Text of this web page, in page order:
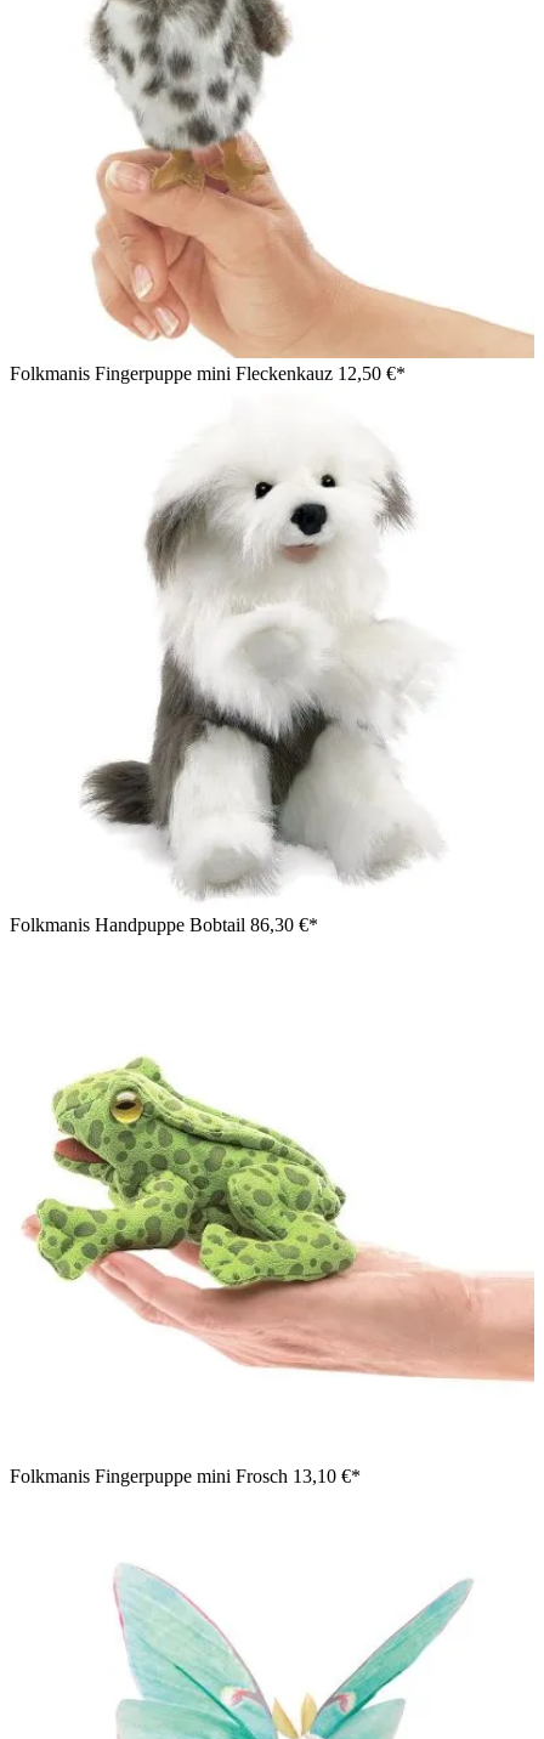
Folkmanis Fingerpuppe mini Fleckenkauz 12,50 €*
Folkmanis Handpuppe Bobtail 86,30 €*
Folkmanis Fingerpuppe mini Frosch 13,10 €*